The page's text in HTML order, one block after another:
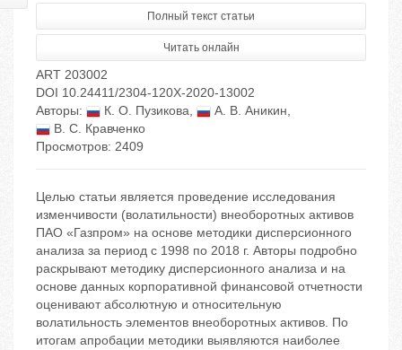
Полный текст статьи
Читать онлайн
ART 203002
DOI 10.24411/2304-120X-2020-13002
Авторы:
К. О. Пузикова, А. В. Аникин,
В. С. Кравченко
Просмотров: 2409
Целью статьи является проведение исследования
изменчивости (волатильности) внеоборотных активов
ПАО «Газпром» на основе методики дисперсионного
анализа за период с 1998 по 2018 г. Авторы подробно
раскрывают методику дисперсионного анализа и на
основе данных корпоративной финансовой отчетности
оценивают абсолютную и относительную
волатильность элементов внеоборотных активов. По
итогам апробации методики выявляются наиболее